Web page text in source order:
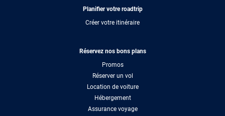
Planifier votre roadtrip
Créer votre itinéraire
Réservez nos bons plans
Promos
Réserver un vol
Location de voiture
Hébergement
Assurance voyage